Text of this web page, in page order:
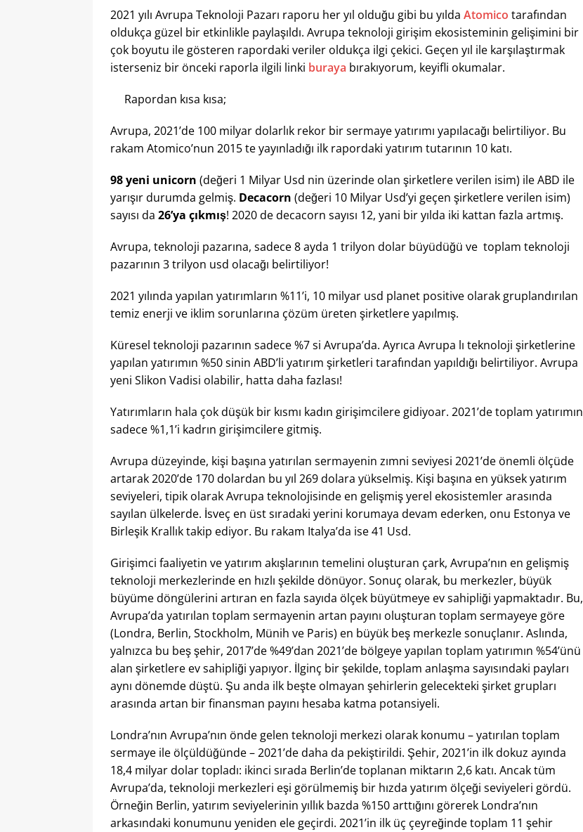
2021 yılı Avrupa Teknoloji Pazarı raporu her yıl olduğu gibi bu yılda Atomico tarafından
oldukça güzel bir etkinlikle paylaşıldı. Avrupa teknoloji girişim ekosisteminin gelişimini bir
çok boyutu ile gösteren rapordaki veriler oldukça ilgi çekici. Geçen yıl ile karşılaştırmak
isterseniz bir önceki raporla ilgili linki buraya bırakıyorum, keyifli okumalar.
Rapordan kısa kısa;
Avrupa, 2021’de 100 milyar dolarlık rekor bir sermaye yatırımı yapılacağı belirtiliyor. Bu
rakam Atomico’nun 2015 te yayınladığı ilk rapordaki yatırım tutarının 10 katı.
98 yeni unicorn (değeri 1 Milyar Usd nin üzerinde olan şirketlere verilen isim) ile ABD ile
yarışır durumda gelmiş. Decacorn (değeri 10 Milyar Usd’yi geçen şirketlere verilen isim)
sayısı da 26’ya çıkmış! 2020 de decacorn sayısı 12, yani bir yılda iki kattan fazla artmış.
Avrupa, teknoloji pazarına, sadece 8 ayda 1 trilyon dolar büyüdüğü ve toplam teknoloji
pazarının 3 trilyon usd olacağı belirtiliyor!
2021 yılında yapılan yatırımların %11’i, 10 milyar usd planet positive olarak gruplandırılan
temiz enerji ve iklim sorunlarına çözüm üreten şirketlere yapılmış.
Küresel teknoloji pazarının sadece %7 si Avrupa’da. Ayrıca Avrupa lı teknoloji şirketlerine
yapılan yatırımın %50 sinin ABD’li yatırım şirketleri tarafından yapıldığı belirtiliyor. Avrupa
yeni Slikon Vadisi olabilir, hatta daha fazlası!
Yatırımların hala çok düşük bir kısmı kadın girişimcilere gidiyoar. 2021’de toplam yatırımın
sadece %1,1’i kadrın girişimcilere gitmiş.
Avrupa düzeyinde, kişi başına yatırılan sermayenin zımni seviyesi 2021’de önemli ölçüde
artarak 2020’de 170 dolardan bu yıl 269 dolara yükselmiş. Kişi başına en yüksek yatırım
seviyeleri, tipik olarak Avrupa teknolojisinde en gelişmiş yerel ekosistemler arasında
sayılan ülkelerde. İsveç en üst sıradaki yerini korumaya devam ederken, onu Estonya ve
Birleşik Krallık takip ediyor. Bu rakam Italya’da ise 41 Usd.
Girişimci faaliyetin ve yatırım akışlarının temelini oluşturan çark, Avrupa’nın en gelişmiş
teknoloji merkezlerinde en hızlı şekilde dönüyor. Sonuç olarak, bu merkezler, büyük
büyüme döngülerini artıran en fazla sayıda ölçek büyütmeye ev sahipliği yapmaktadır. Bu,
Avrupa’da yatırılan toplam sermayenin artan payını oluşturan toplam sermayeye göre
(Londra, Berlin, Stockholm, Münih ve Paris) en büyük beş merkezle sonuçlanır. Aslında,
yalnızca bu beş şehir, 2017’de %49’dan 2021’de bölgeye yapılan toplam yatırımın %54’ünü
alan şirketlere ev sahipliği yapıyor. İlginç bir şekilde, toplam anlaşma sayısındaki payları
aynı dönemde düştü. Şu anda ilk beşte olmayan şehirlerin gelecekteki şirket grupları
arasında artan bir finansman payını hesaba katma potansiyeli.
Londra’nın Avrupa’nın önde gelen teknoloji merkezi olarak konumu – yatırılan toplam
sermaye ile ölçüldüğünde – 2021’de daha da pekiştirildi. Şehir, 2021’in ilk dokuz ayında
18,4 milyar dolar topladı: ikinci sırada Berlin’de toplanan miktarın 2,6 katı. Ancak tüm
Avrupa’da, teknoloji merkezleri eşi görülmemiş bir hızda yatırım ölçeği seviyeleri gördü.
Örneğin Berlin, yatırım seviyelerinin yıllık bazda %150 arttığını görerek Londra’nın
arkasındaki konumunu yeniden ele geçirdi. 2021’in ilk üç çeyreğinde toplam 11 şehir